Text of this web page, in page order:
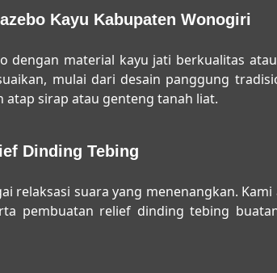
Kayu Kabupaten Wonogiri
dengan material kayu jati berkualitas
mulai dari desain panggung
atap sirap atau genteng tanah liat.
Dinding Tebing
relaksasi suara yang menenangkan.
pembuatan relief dinding tebing